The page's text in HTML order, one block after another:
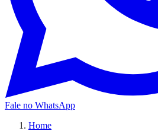
Fale no WhatsApp
Home